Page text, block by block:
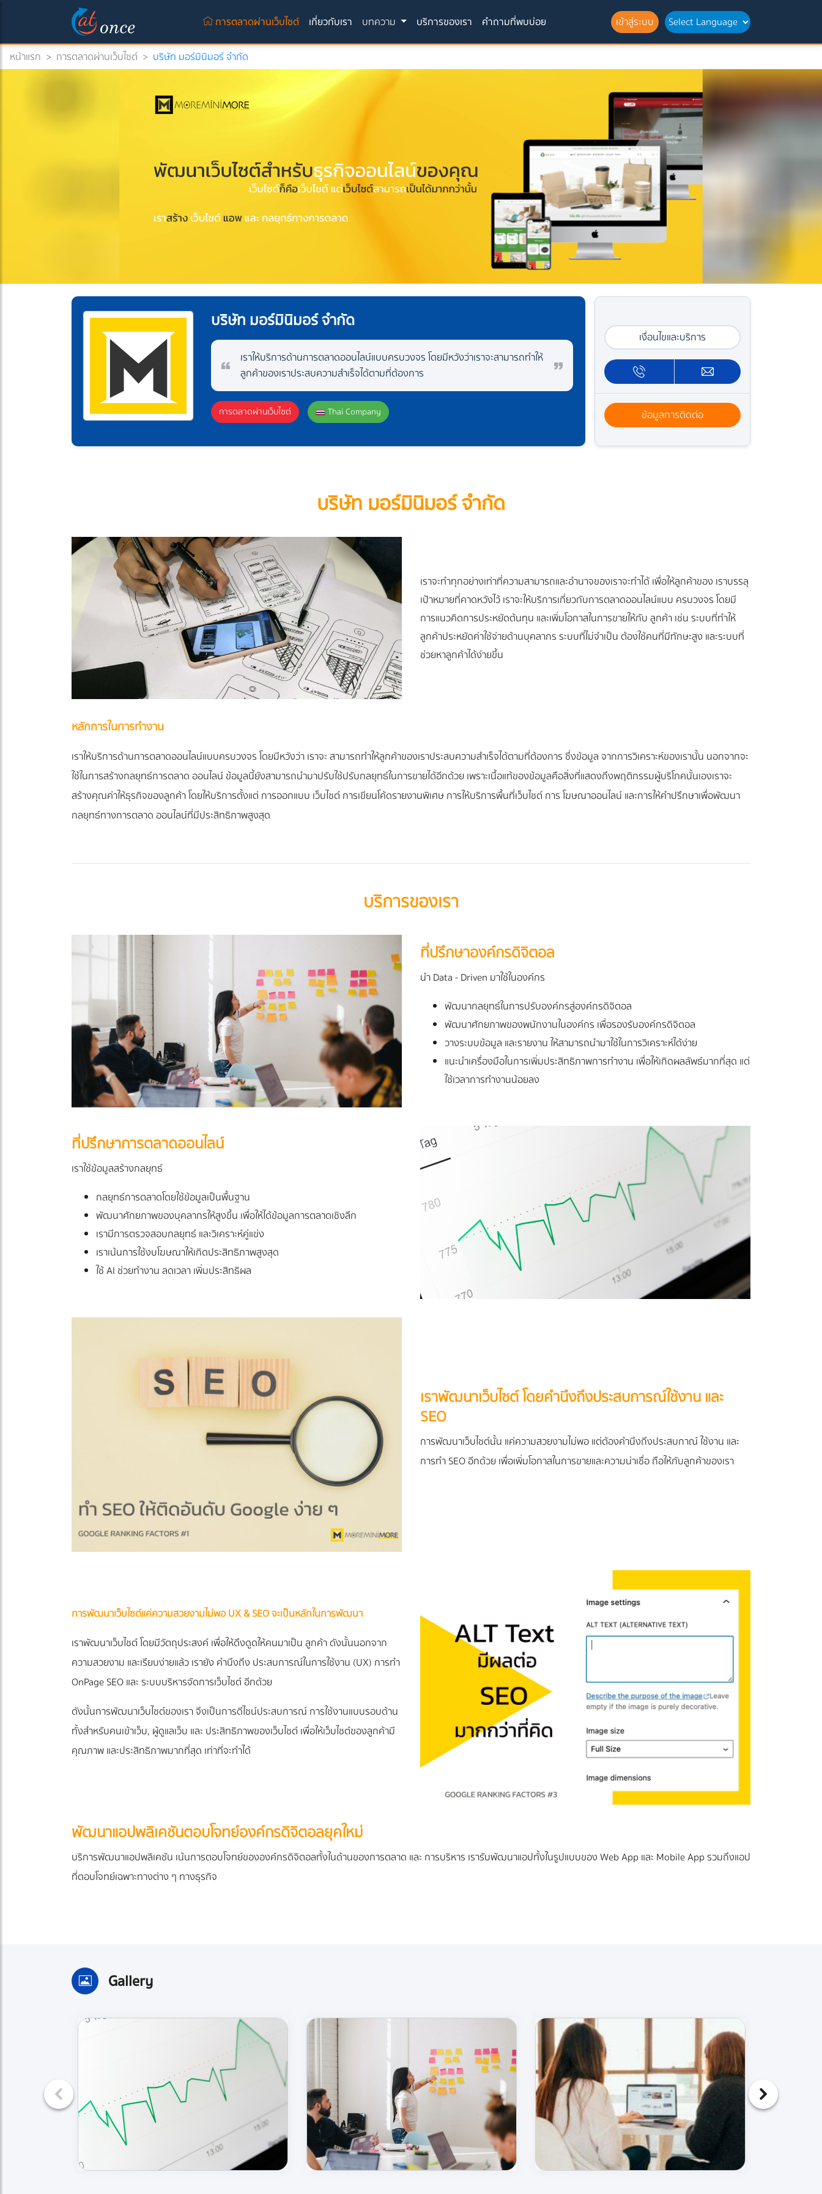
การตลาดผ่านเว็บไซต์(current)
เกี่ยวกับเรา บทความ บริการของเรา คำถามที่พบบ่อย เข้าสู่ระบบ
หน้าแรก > การตลาดผ่านเว็บไซต์ > บริษัท มอร์มินิมอร์ จำกัด
บริษัท มอร์มินิมอร์ จำกัด
เราให้บริการด้านการตลาดออนไลน์แบบครบวงจร โดยมีหวังว่าเราจะสามารถทำให้
ลูกค้าของเราประสบความสำเร็จได้ตามที่ต้องการ
การตลาดผ่านเว็บไซต์ Thai Company
เงื่อนไขและบริการ
ข้อมูลการติดต่อ
บริษัท มอร์มินิมอร์ จำกัด
เราจะทำทุกอย่างเท่าที่ความสามารถและอำนาจของเราจะทำได้ เพื่อให้ลูกค้าของ เราบรรลุ
เป้าหมายที่คาดหวังไว้ เราจะให้บริการเกี่ยวกับการตลาดออนไลน์แบบ ครบวงจร โดยมี
การแนวคิดการประหยัดต้นทุน และเพิ่มโอกาสในการขายให้กับ ลูกค้า เช่น ระบบที่ทำให้
ลูกค้าประหยัดค่าใช้จ่ายด้านบุคลากร ระบบที่ไม่จำเป็น ต้องใช้คนที่มีทักษะสูง และระบบที่
ช่วยหาลูกค้าได้ง่ายขึ้น
หลักการในการทำงาน
เราให้บริการด้านการตลาดออนไลน์แบบครบวงจร โดยมีหวังว่า เราจะ สามารถทำให้ลูกค้าของเราประสบความสำเร็จได้ตามที่ต้องการ ซึ่งข้อมูล จากการวิเคราะห์ของเรานั้น นอกจากจะ
ใช้ในการสร้างกลยุทธ์การตลาด ออนไลน์ ข้อมูลนี้ยังสามารถนำมาปรับใช้ปรับกลยุทธ์ในการขายได้อีกด้วย เพราะเนื้อแท้ของข้อมูลคือสิ่งที่แสดงถึงพฤติกรรมผู้บริโภคนั้นเอง เราจะ
สร้างคุณค่าให้ธุรกิจของลูกค้า โดยให้บริการตั้งแต่ การออกแบบ เว็บไชต์ การเขียนโค้ดรายงานพิเศษ การให้บริการพื้นที่เว็บไชต์ การ โฆษณาออนไลน์ และการให้คำปรึกษาเพื่อพัฒนา
กลยุทธ์ทางการตลาด ออนไลน์ที่มีประสิทธิภาพสูงสุด
บริการของเรา
ที่ปรึกษาองค์กรดิจิตอล
นำ Data - Driven มาใช้ในองค์กร
พัฒนากลยุทธ์ในการปรับองค์กรสู่องค์กรดิจิตอล
พัฒนาศักยภาพของพนักงานในองค์กร เพื่อรองรับองค์กรดิจิตอล
วางระบบข้อมูล และรายงาน ให้สามารถนำมาใช้ในการวิเคราะห์ได้ง่าย
แนะนำเครื่องมือในการเพิ่มประสิทธิภาพการทำงาน เพื่อให้เกิดผลลัพธ์มากที่สุด แต่
ใช้เวลาการทำงานน้อยลง
ที่ปรึกษาการตลาดออนไลน์
เราใช้ข้อมูลสร้างกลยุทธ์
กลยุทธ์การตลาดโดยใช้ข้อมูลเป็นพื้นฐาน
พัฒนาศักยภาพของบุคลากรให้สูงขึ้น เพื่อให้ได้ข้อมูลการตลาดเชิงลึก
เรามีการตรวจสอบกลยุทธ์ และวิเคราะห์คู่แข่ง
เราเน้นการใช้งบโฆษณาให้เกิดประสิทธิภาพสูงสุด
ใช้ AI ช่วยทำงาน ลดเวลา เพิ่มประสิทธิผล
เราพัฒนาเว็บไซต์ โดยคำนึงถึงประสบการณ์ใช้งาน และ
SEO
การพัฒนาเว็บไชต์นั้น แค่ความสวยงามไม่พอ แต่ต้องคำนึงถึงประสบกาณ์ ใช้งาน และ
การทำ SEO อีกด้วย เพื่อเพิ่มโอกาสในการขายและความน่าเชื่อ ถือให้กับลูกค้าของเรา
การพัฒนาเว็บไซต์แค่ความสวยงามไม่พอ UX & SEO จะเป็นหลักในการพัฒนา
เราพัฒนาเว็บไชต์ โดยมีวัตถุประสงค์ เพื่อให้ดึงดูดให้คนมาเป็น ลูกค้า ดังนั้นนอกจาก
ความสวยงาม และเรียบง่ายแล้ว เรายัง คำนึงถึง ประสบการณ์ในการใช้งาน (UX) การทำ
OnPage SEO และ ระบบบริหารจัดการเว็บไชต์ อีกด้วย
ดังนั้นการพัฒนาเว็บไชต์ของเรา จึงเป็นการดีไชน์ประสบการณ์ การใช้งานแบบรอบด้าน
ทั้งสำหรับคนเข้าเว็บ, ผู้ดูแลเว็บ และ ประสิทธิภาพของเว็บไชต์ เพื่อให้เว็บไชต์ของลูกค้ามี
คุณภาพ และประสิทธิภาพมากที่สุด เท่าที่จะทำได้
พัฒนาแอปพลิเคชันตอบโจทย์องค์กรดิจิตอลยุคใหม่
บริการพัฒนาแอปพลิเคชัน เน้นการตอบโจทย์ขององค์กรดิจิตอลทั้งในด้านของการตลาด และ การบริหาร เรารับพัฒนาแอปทั้งในรูปแบบของ Web App และ Mobile App รวมถึงแอป
ที่ตอบโจทย์เฉพาะทางต่าง ๆ ทางธุรกิจ
Gallery